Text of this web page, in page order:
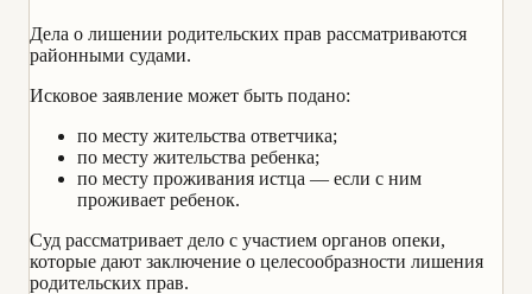
Дела о лишении родительских прав рассматриваются
районными судами.
Исковое заявление может быть подано:
по месту жительства ответчика;
по месту жительства ребенка;
по месту проживания истца — если с ним
проживает ребенок.
Суд рассматривает дело с участием органов опеки,
которые дают заключение о целесообразности лишения
родительских прав.